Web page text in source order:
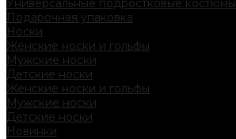
Универсальные подростковые костюмы
Подарочная упаковка
Носки
Женские носки и гольфы
Мужские носки
Детские носки
Женские носки и гольфы
Мужские носки
Детские носки
Новинки